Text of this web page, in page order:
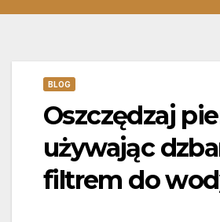
BLOG
Oszczędzaj
używając
filtrem do